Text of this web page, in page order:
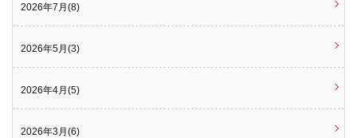
2026年7月(8)
2026年5月(3)
2026年4月(5)
2026年3月(6)